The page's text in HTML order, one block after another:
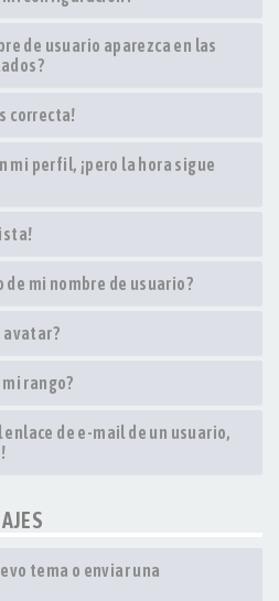
de usuario aparezca en las
correcta!
mi perfil, ¡pero la hora sigue
de mi nombre de usuario?
avatar?
rango?
enlace de e-mail de un usuario,
tema o enviar una